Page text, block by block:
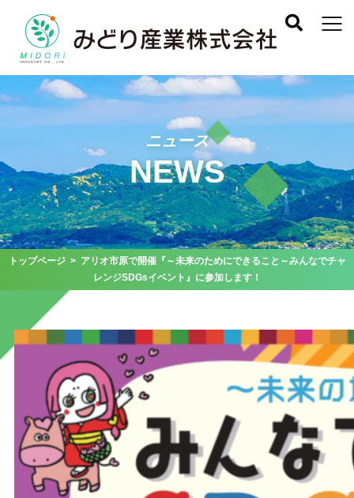
ニュース
NEWS
トップページ> アリオ市原で開催『～未来のためにできること～みんなでチャ
レンジSDGsイベント』に参加します！